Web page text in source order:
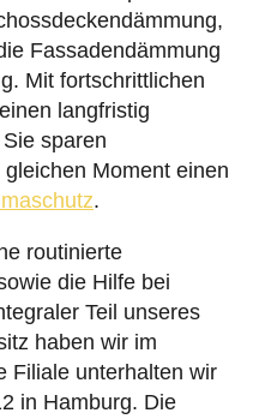
Fassadendämmung
Mit fortschrittlichen
langfristig
sparen
Moment einen
.
routinierte
die Hilfe bei
Teil unseres
haben wir im
Filiale unterhalten wir
in Hamburg. Die